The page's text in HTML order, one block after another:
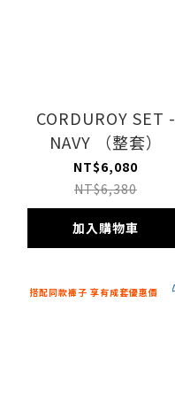
CORDUROY SET -
NAVY （整套）
NT$6,080
NT$6,380
加入購物車
搭配同款褲子 享有成套優惠價